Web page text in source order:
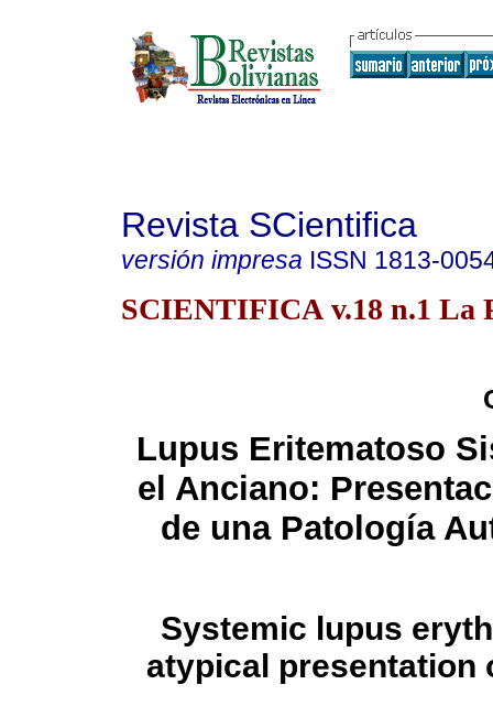
Revista SCientifica
versión impresa ISSN 1813-
SCIENTIFICA v.18 n.1 La
Lupus Eritematoso
el Anciano:
de una Patología
Systemic lupus
atypical presentation